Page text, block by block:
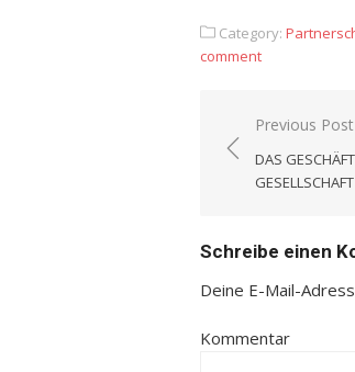
Category:
comment
Beitrags-
Navigation
Previous Post
DAS
GESELLSCHAFT
Schreibe einen
Deine E-Mail-
Kommentar